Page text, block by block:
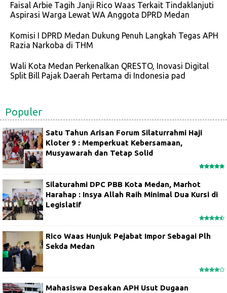
Faisal Arbie Tagih Janji Rico Waas Terkait Tindaklanjuti
Aspirasi Warga Lewat WA Anggota DPRD Medan
Komisi I DPRD Medan Dukung Penuh Langkah Tegas APH
Razia Narkoba di THM
Wali Kota Medan Perkenalkan QRESTO, Inovasi Digital
Split Bill Pajak Daerah Pertama di Indonesia pad
Populer
Satu Tahun Arisan Forum Silaturrahmi Haji
Kloter 9 : Memperkuat Kebersamaan,
Musyawarah dan Tetap Solid
Silaturahmi DPC PBB Kota Medan, Marhot
Harahap : Insya Allah Raih Minimal Dua Kursi di
Legislatif
Rico Waas Hunjuk Pejabat Impor Sebagai Plh
Sekda Medan
Mahasiswa Desakan APH Usut Dugaan